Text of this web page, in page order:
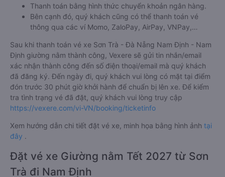
Thanh toán bằng hình thức chuyển khoản ngân hàng.
Bên cạnh đó, quý khách cũng có thể thanh toán vé
thông qua các ví Momo, ZaloPay, AirPay, VNPay,…
Sau khi thanh toán vé xe Sơn Trà - Đà Nẵng Nam Định - Nam
Định giường nằm thành công, Vexere sẽ gửi tin nhắn/email
xác nhận thành công đến số điện thoại/email mà quý khách
đã đăng ký. Đến ngày đi, quý khách vui lòng có mặt tại điểm
đón trước 30 phút giờ khởi hành để chuẩn bị lên xe. Để kiểm
tra tình trạng vé đã đặt, quý khách vui lòng truy cập
https://vexere.com/vi-VN/booking/ticketinfo
Xem hướng dẫn chi tiết đặt vé xe, minh họa bằng hình ảnh tại
đây .
Đặt vé xe Giường nằm Tết 2027 từ Sơn
Trà đi Nam Định